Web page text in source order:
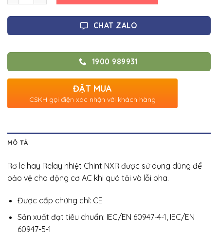
CHAT ZALO
1900 989931
ĐẶT MUA
CSKH gọi điện xác nhận với khách hàng
MÔ TẢ
Rơ le hay Relay nhiệt Chint NXR được sử dụng dùng để
bảo vệ cho động cơ AC khi quá tải và lỗi pha.
Được cấp chứng chỉ: CE
Sản xuất đạt tiêu chuẩn: IEC/EN 60947-4-1, IEC/EN
60947-5-1